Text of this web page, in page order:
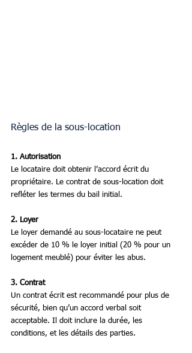
Règles de la sous-location
1. Autorisation
Le locataire doit obtenir l’accord écrit du
propriétaire. Le contrat de sous-location doit
refléter les termes du bail initial.
2. Loyer
Le loyer demandé au sous-locataire ne peut
excéder de 10 % le loyer initial (20 % pour un
logement meublé) pour éviter les abus.
3. Contrat
Un contrat écrit est recommandé pour plus de
sécurité, bien qu’un accord verbal soit
acceptable. Il doit inclure la durée, les
conditions, et les détails des parties.